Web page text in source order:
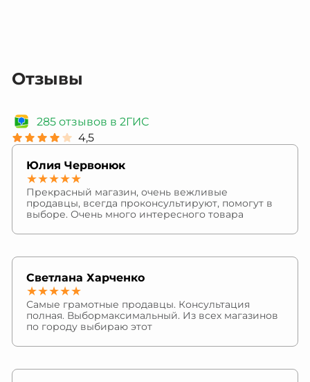
Отзывы
285 отзывов в 2ГИС
4,5
Юлия Червонюк
★★★★★
Прекрасный магазин, очень вежливые
продавцы, всегда проконсультируют, помогут в
выборе. Очень много интересного товара
Светлана Харченко
★★★★★
Самые грамотные продавцы. Консультация
полная. Выбормаксимальный. Из всех магазинов
по городу выбираю этот